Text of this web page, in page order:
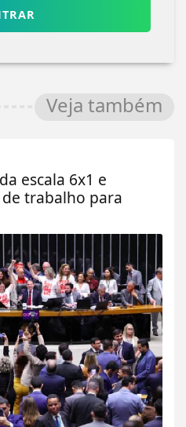
Veja também
escala 6x1 e
trabalho para